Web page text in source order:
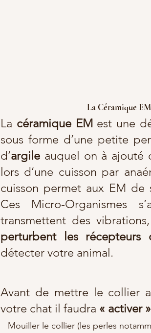
La Céramique
La céramique EM est une
sous forme d’une petite
d’argile auquel on à ajouté
lors d’une cuisson par
cuisson permet aux EM de
Ces Micro-Organismes
perturbent les
détecter votre animal.
Avant de mettre le collier
votre chat il faudra « activer »
Mouiller le collier (les perles